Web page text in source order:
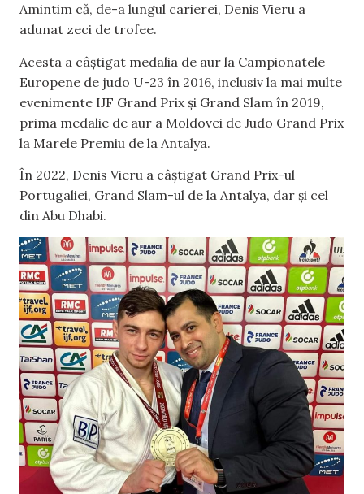
Amintim că, de-a lungul carierei, Denis Vieru a
adunat zeci de trofee.
Acesta a câștigat medalia de aur la Campionatele
Europene de judo U-23 în 2016, inclusiv la mai multe
evenimente IJF Grand Prix și Grand Slam în 2019,
prima medalie de aur a Moldovei de Judo Grand Prix
la Marele Premiu de la Antalya.
În 2022, Denis Vieru a câștigat Grand Prix-ul
Portugaliei, Grand Slam-ul de la Antalya, dar și cel
din Abu Dhabi.